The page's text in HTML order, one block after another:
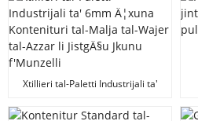
Xtillieri tal-Paletti Industrijali ta'
Malja tal-Wajer tal-Azzar li